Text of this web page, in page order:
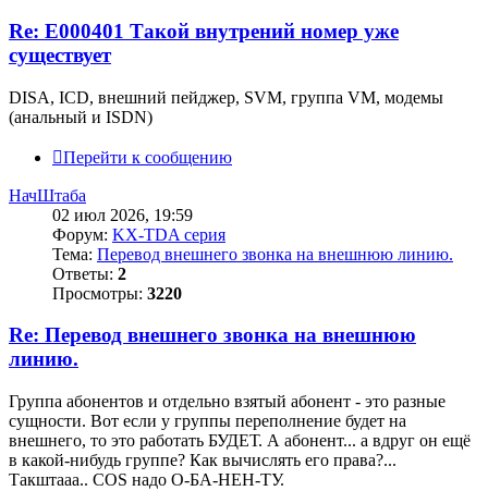
Re: E000401 Такой внутрений номер уже
существует
DISA, ICD, внешний пейджер, SVM, группа VM, модемы
(анальный и ISDN)
Перейти к сообщению
НачШтаба
02 июл 2026, 19:59
Форум: KX-TDA серия
Тема: Перевод внешнего звонка на внешнюю линию.
Ответы: 2
Просмотры: 3220
Re: Перевод внешнего звонка на внешнюю
линию.
Группа абонентов и отдельно взятый абонент - это разные
сущности. Вот если у группы переполнение будет на
внешнего, то это работать БУДЕТ. А абонент... а вдруг он ещё
в какой-нибудь группе? Как вычислять его права?...
Такштааа.. COS надо О-БА-НЕН-ТУ.